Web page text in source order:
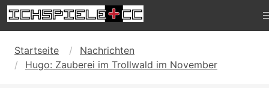
Startseite
Nachrichten
Hugo: Zauberei im Trollwald im November